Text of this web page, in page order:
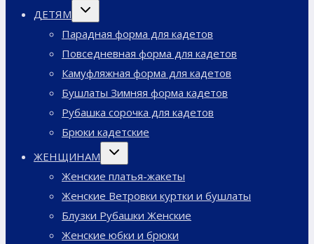
ДЕТЯМ
Переключить
Парадная форма для кадетов
Повседневная форма для кадетов
Камуфляжная форма для кадетов
Бушлаты Зимняя форма кадетов
Рубашка сорочка для кадетов
Брюки кадетские
ЖЕНЩИНАМ
Переключить
Женские платья-жакеты
Женские Ветровки куртки и бушлаты
Блузки Рубашки Женские
Женские юбки и брюки